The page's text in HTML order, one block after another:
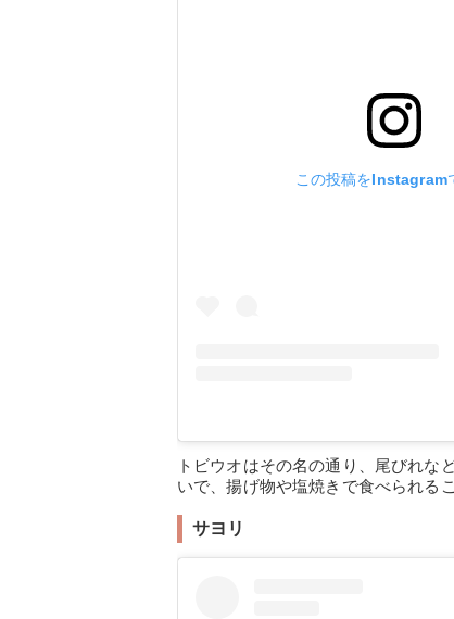
この投稿をInstagram
トビウオはその名の通り、尾びれな
いで、揚げ物や塩焼きで食べられる
サヨリ